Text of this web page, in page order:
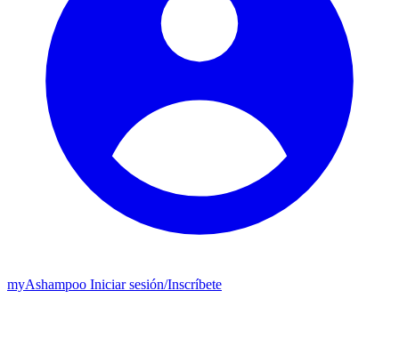
myAshampoo Iniciar sesión/Inscríbete